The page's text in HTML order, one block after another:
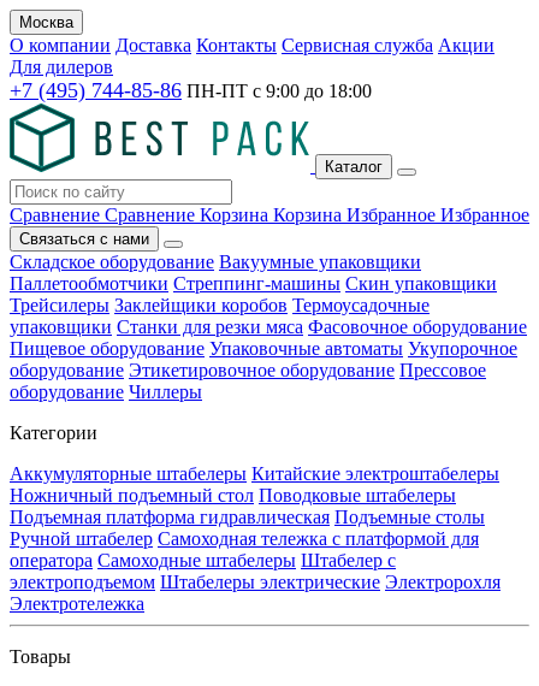
Москва
О компании Доставка Контакты Сервисная служба Акции
Для дилеров
+7 (495) 744-85-86 ПН-ПТ с 9:00 до 18:00
Каталог
Сравнение Сравнение Корзина Корзина Избранное Избранное
Связаться с нами
Складское оборудование Вакуумные упаковщики
Паллетообмотчики Стреппинг-машины Скин упаковщики
Трейсилеры Заклейщики коробов Термоусадочные
упаковщики Станки для резки мяса Фасовочное оборудование
Пищевое оборудование Упаковочные автоматы Укупорочное
оборудование Этикетировочное оборудование Прессовое
оборудование Чиллеры
Категории
Аккумуляторные штабелеры Китайские электроштабелеры
Ножничный подъемный стол Поводковые штабелеры
Подъемная платформа гидравлическая Подъемные столы
Ручной штабелер Самоходная тележка с платформой для
оператора Самоходные штабелеры Штабелер с
электроподъемом Штабелеры электрические Электророхля
Электротележка
Товары